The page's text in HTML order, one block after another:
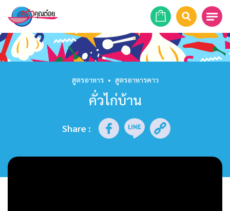
หน้าแรก
รายการย้อนหลัง
สูตรอาหาร • สูตรอาหารคาว
คั่วไก่บ้าน
Share :